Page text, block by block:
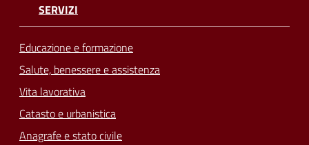
SERVIZI
Educazione e formazione
Salute, benessere e assistenza
Vita lavorativa
Catasto e urbanistica
Anagrafe e stato civile